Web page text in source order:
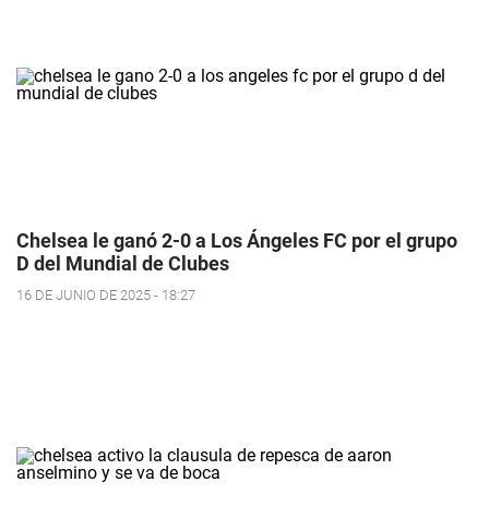
Chelsea le ganó 2-0 a Los Ángeles FC por el grupo
D del Mundial de Clubes
16 DE JUNIO DE 2025 - 18:27